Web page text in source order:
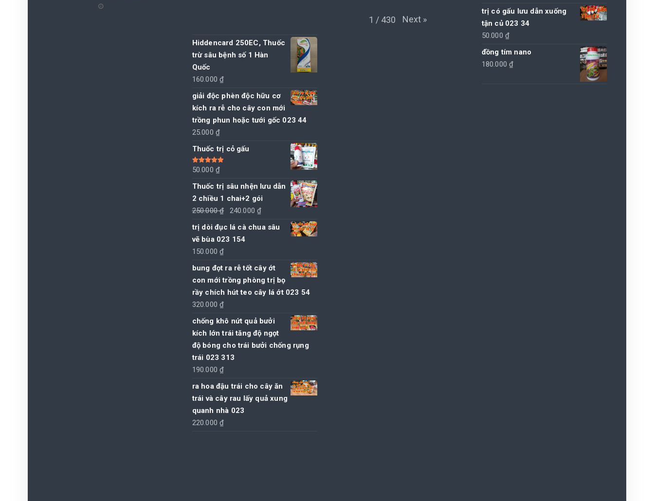
Hiddencard 250EC, Thuốc
trừ sâu bệnh số 1 Hàn
Quốc
160.000₫
giải độc phèn độc hữu cơ
kích ra rễ cho cây con mới
trồng phun hoặc tưới gốc 023 44
25.000 ₫
Thuốc trị cỏ gấu
Được xếp
hạng5.005
50.000 ₫
Thuốc trị sâu nhện lưu dẫn
2 chiều 1 chai+2 gói
250.000₫
Giá
gốc
là:
240.000₫
hiện
trị dòi đục lá cà chua sâu
vẽ bùa 023 154
150.000₫
bung đọt ra rễ tốt cây ớt
con mới trồng phòng trị bọ
rầy chích hút teo cây lá ớt 023 54
320.000₫
chống khô nứt quả bưởi
kích lớn trái tăng độ ngọt
độ bóng cho trái bưởi chống rụng
trái 023 313
190.000₫
ra hoa đậu trái cho cây ăn
trái và cây rau lấy quả xung
quanh nhà 023
220.000₫
1 / 430 Next »
trị có gấu lưu dẫn xuống
tận củ 023 34
50.000 ₫
đồng tím nano
180.000₫